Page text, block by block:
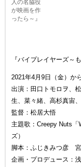
人の名脇役
が映画を作
ったら～』
『バイプレイヤーズ～
2021年4月9日（金）か
出演：田口トモロヲ、
生、菜々緒、高杉真宙
監督：松居大悟
主題歌：Creepy Nuts
ズ）
脚本：ふじきみつ彦
企画・プロデュース：